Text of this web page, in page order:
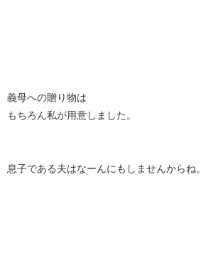
義母への贈り物は
もちろん私が用意しました。
息子である夫はなーんにもしませんからね。